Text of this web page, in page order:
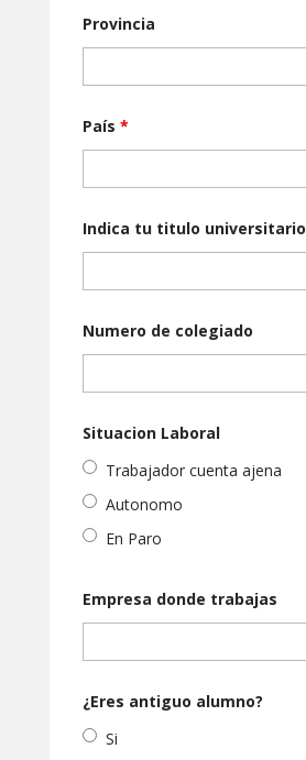
Provincia
País *
Indica tu ti­tulo universitario
Numero de colegiado
Situacion Laboral
Trabajador cuenta ajena
Autonomo
En Paro
Empresa donde trabajas
¿Eres antiguo alumno?
Si